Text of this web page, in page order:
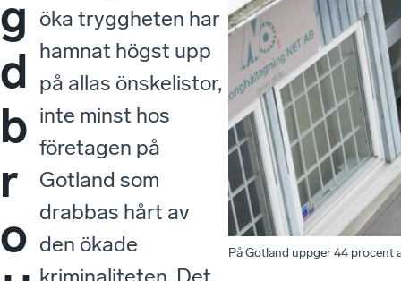
g
d
b
r
o
öka tryggheten har
hamnat högst upp
på allas önskelistor,
inte minst hos
företagen på
Gotland som
drabbas hårt av
den ökade
På Gotland uppger 44 procent